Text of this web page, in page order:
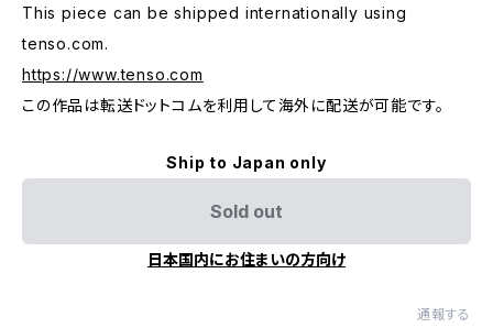
This piece can be shipped internationally using
tenso.com.
https://www.tenso.com
この作品は転送ドットコムを利用して海外に配送が可能です。
Ship to Japan only
Sold out
日本国内にお住まいの方向け
通報する